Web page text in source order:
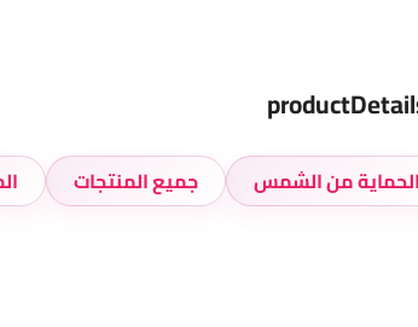
الحماية من الشمس جميع المنتجات